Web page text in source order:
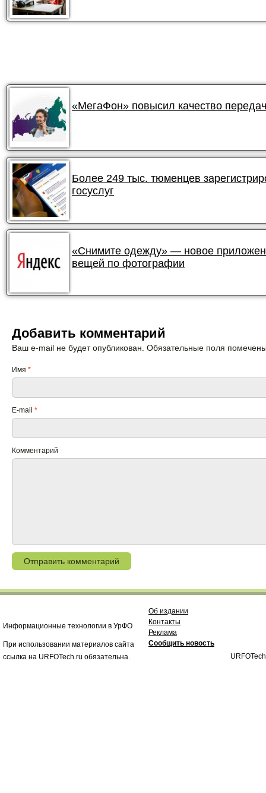
«МегаФон» повысил качество
Более 249 тыс. тюменцев
госуслуг
«Снимите одежду» — новое
вещей по фотографии
Добавить комментарий
Ваш e-mail не будет опубликован. Обязательные поля
Имя *
E-mail *
Комментарий
Информационные технологии в УрФО
При использовании материалов сайта
ссылка на URFOTech.ru обязательна.
Об издании
Контакты
Реклама
Сообщить новость